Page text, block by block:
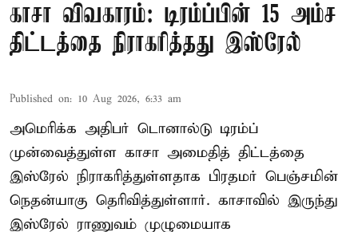
காசா விவகாரம்: டிரம்ப்பின் 15 அம்ச
திட்டத்தை நிராகரித்தது இஸ்ரேல்
Published on: 10 Aug 2026, 6:33 am
அமெரிக்க அதிபர் டொனால்டு டிரம்ப்
முன்வைத்துள்ள காசா அமைதித் திட்டத்தை
இஸ்ரேல் நிராகரித்துள்ளதாக பிரதமர் பெஞ்சமின்
நெதன்யாகு தெரிவித்துள்ளார். காசாவில் இருந்து
இஸ்ரேல் ராணுவம் முழுமையாக